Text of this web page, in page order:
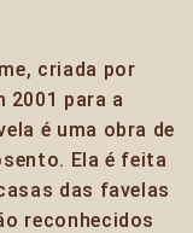
criada por
2001 para a
é uma obra de
Ela é feita
das favelas
reconhecidos